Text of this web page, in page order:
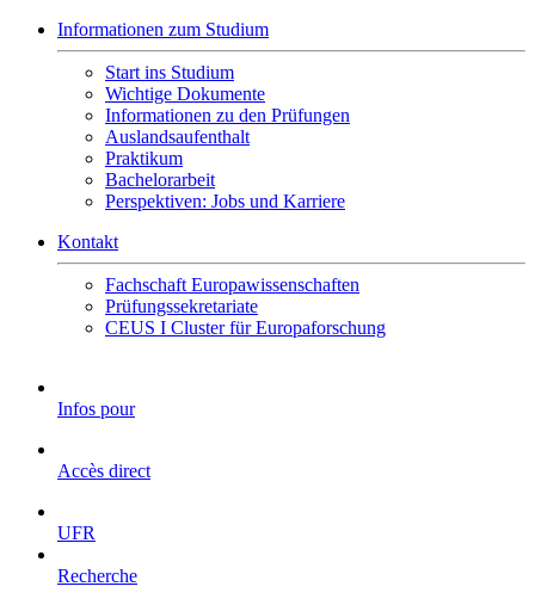
Informationen zum Studium
Start ins Studium
Wichtige Dokumente
Informationen zu den Prüfungen
Auslandsaufenthalt
Praktikum
Bachelorarbeit
Perspektiven: Jobs und Karriere
Kontakt
Fachschaft Europawissenschaften
Prüfungssekretariate
CEUS I Cluster für Europaforschung
Infos pour
Accès direct
UFR
Recherche